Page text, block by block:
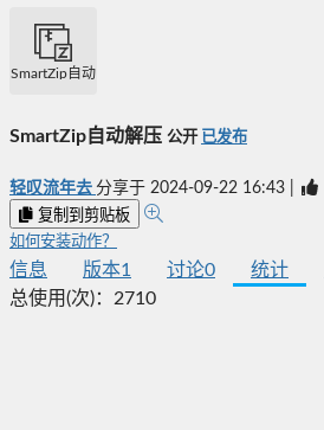
SmartZip自动解压
SmartZip自动解压 公开 已发布
轻叹流年去 分享于 2024-09-22 16:43
复制到剪贴板
如何安装动作？
信息 版本1 讨论0 统计
总使用(次)： 2710